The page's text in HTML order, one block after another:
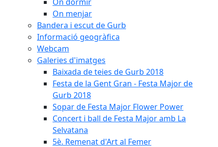
On menjar
Bandera i escut de Gurb
Informació geogràfica
Webcam
Galeries d'imatges
Baixada de teies de Gurb 2018
Festa de la Gent Gran - Festa Major de
Gurb 2018
Sopar de Festa Major Flower Power
Concert i ball de Festa Major amb La
Selvatana
5è. Remenat d'Art al Femer